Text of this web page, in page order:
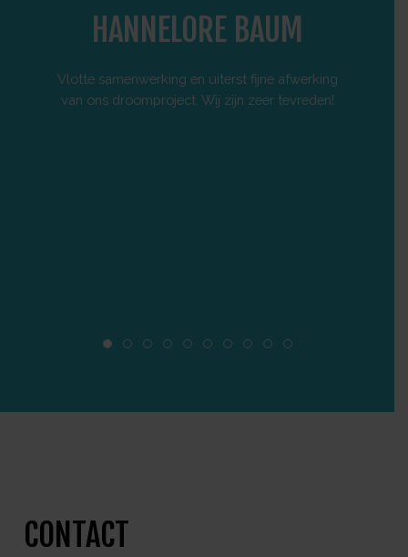
HANNELORE BAUM
Vlotte samenwerking en uiterst fijne afwerking
van ons droomproject. Wij zijn zeer tevreden!
CONTACT